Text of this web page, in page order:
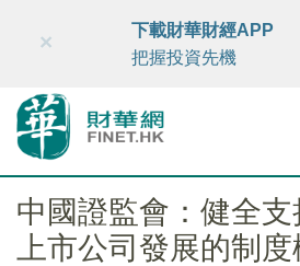
財華智庫網 FINTV
×
下載財華財經APP
把握投資先機
中國證監會：健全支
上市公司發展的制